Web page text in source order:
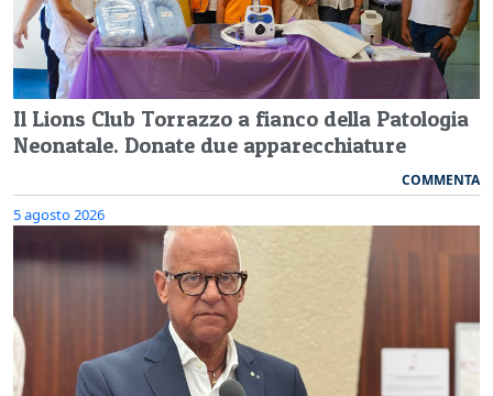
Il Lions Club Torrazzo a fianco della Patologia
Neonatale. Donate due apparecchiature
COMMENTA
5 agosto 2026